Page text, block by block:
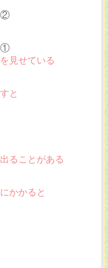
②
①
見せている
と
ることがある
かかると